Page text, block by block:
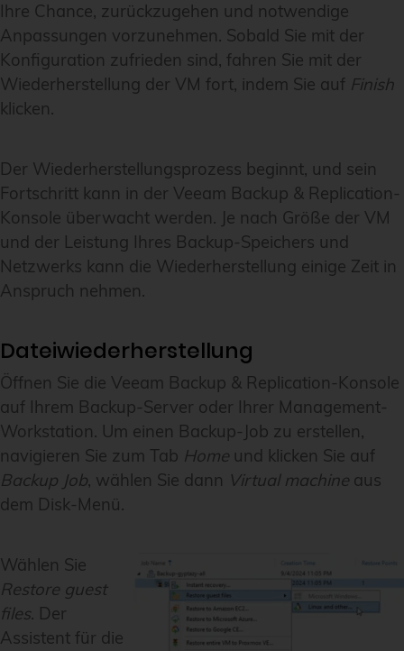
Ihre Chance, zurückzugehen und notwendige
Anpassungen vorzunehmen. Sobald Sie mit der
Konfiguration zufrieden sind, fahren Sie mit der
Wiederherstellung der VM fort, indem Sie auf Finish
klicken.
Der Wiederherstellungsprozess beginnt, und sein
Fortschritt kann in der Veeam Backup & Replication-
Konsole überwacht werden. Je nach Größe der VM
und der Leistung Ihres Backup-Speichers und
Netzwerks kann die Wiederherstellung einige Zeit in
Anspruch nehmen.
Dateiwiederherstellung
Öffnen Sie die Veeam Backup & Replication-Konsole
auf Ihrem Backup-Server oder Ihrer Management-
Workstation. Um einen Backup-Job zu erstellen,
navigieren Sie zum Tab Home und klicken Sie auf
Backup Job, wählen Sie dann Virtual machine aus
dem Disk-Menü.
Wählen Sie
Restore guest
files. Der
Assistent für die